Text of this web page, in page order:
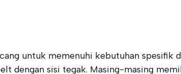
untuk memenuhi kebutuhan spesifik
dengan sisi tegak. Masing-masing